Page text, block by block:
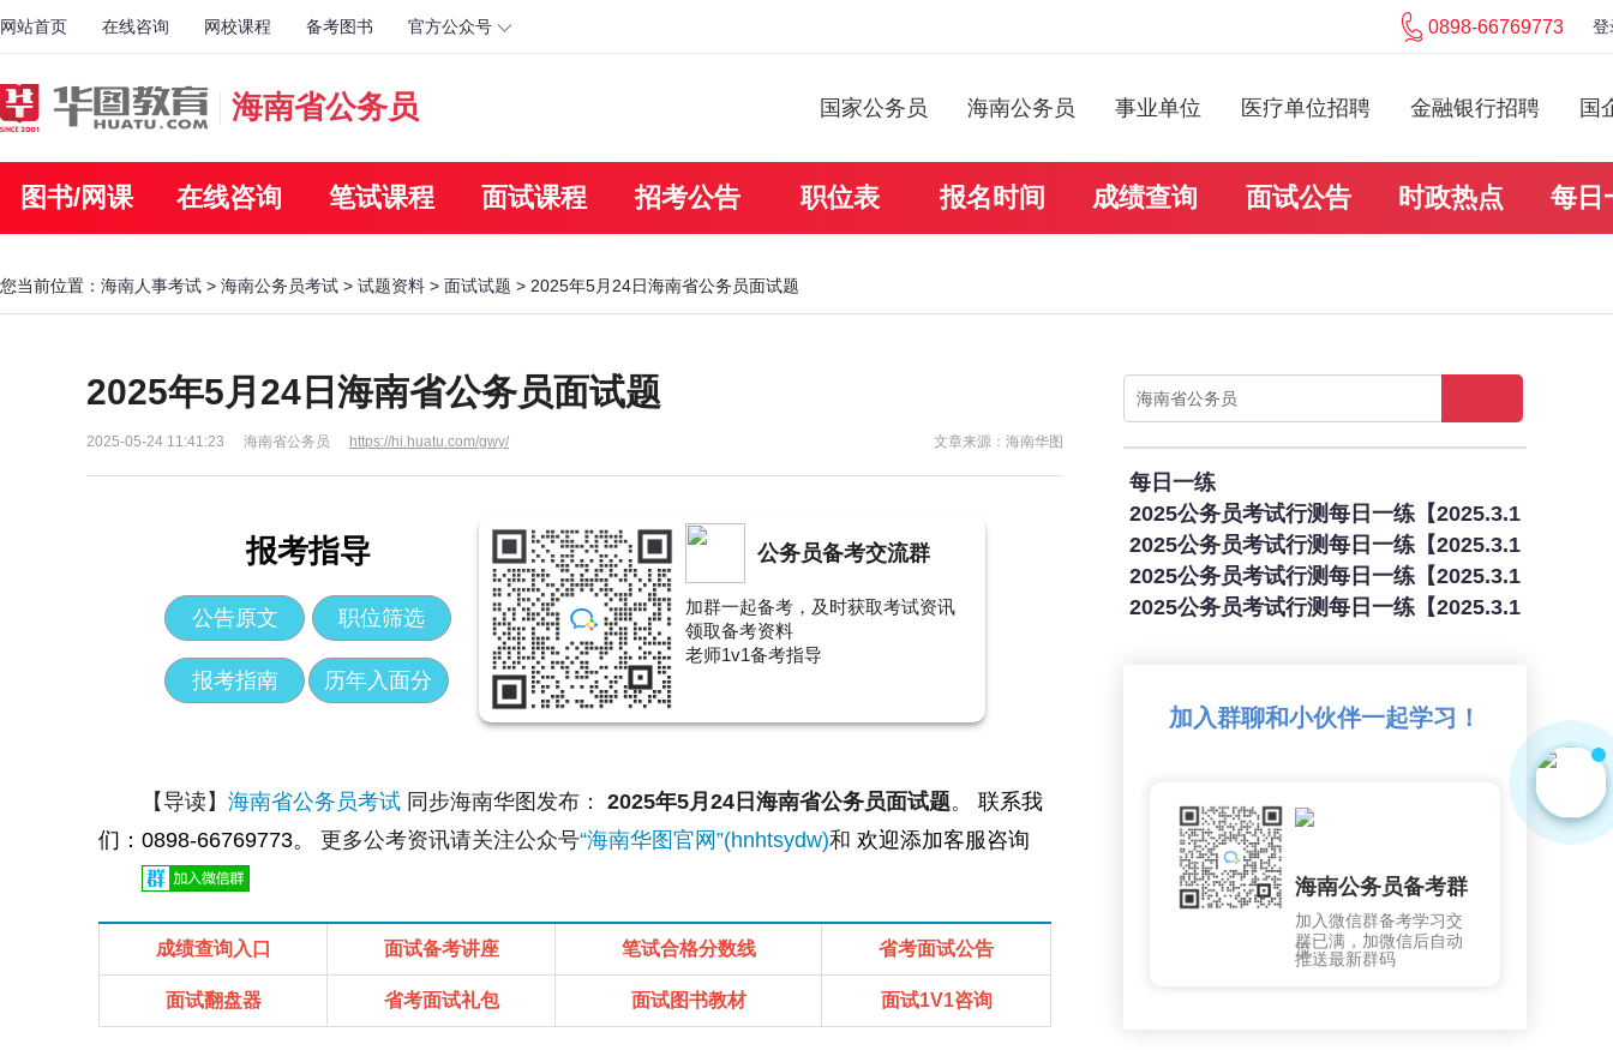
网站首页 在线咨询 网校课程 备考图书 官方公众号 0898-66769773 登
海南省公务员 国家公务员 海南公务员 事业单位 医疗单位招聘 金融银行招聘 国
图书/网课 在线咨询 笔试课程 面试课程 招考公告 职位表 报名时间 成绩查询 面试公告 时政热点 每日
您当前位置： 海南人事考试 > 海南公务员考试 > 试题资料 > 面试试题 > 2025年5月24日海南省公务员面试题
2025年5月24日海南省公务员面试题
2025-05-24 11:41:23 海南省公务员 https://hi.huatu.com/gwy/ 文章来源：海南华图
报考指导
公告原文 职位筛选
报考指南 历年入面分
公务员备考交流群
加群一起备考，及时获取考试资讯
领取备考资料
老师1v1备考指导
【导读】 海南省公务员考试 同步海南华图发布： 2025年5月24日海南省公务员面试题。 联系我
们：0898-66769773。
更多公考资讯请关注公众号“海南华图官网”(hnhtsydw)和 欢迎添加客服咨询
成绩查询入口 面试备考讲座 笔试合格分数线 省考面试公告
面试翻盘器 省考面试礼包 面试图书教材 面试1V1咨询
每日一练
2025公务员考试行测每日一练【2025.3.1
2025公务员考试行测每日一练【2025.3.1
2025公务员考试行测每日一练【2025.3.1
2025公务员考试行测每日一练【2025.3.1
加入群聊和小伙伴一起学习！
海南公务员备考群
加入微信群备考学习交
流
群已满，加微信后自动
推送最新群码